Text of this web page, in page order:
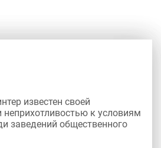
известен своей
к условиям
заведений общественного